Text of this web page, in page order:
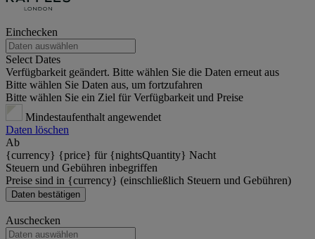
Einchecken
Select Dates
Verfügbarkeit geändert. Bitte wählen Sie die Daten erneut aus
Bitte wählen Sie Daten aus, um fortzufahren
Bitte wählen Sie ein Ziel für Verfügbarkeit und Preise
Mindestaufenthalt angewendet
Daten löschen
Ab
{currency} {price} für {nightsQuantity} Nacht
Steuern und Gebühren inbegriffen
Preise sind in {currency} (einschließlich Steuern und Gebühren)
Daten bestätigen
Auschecken